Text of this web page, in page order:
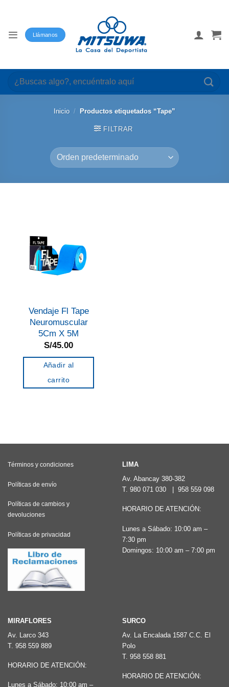
Llámanos
Buscar
por:
Inicio / Productos etiquetados “Tape”
FILTRAR
Vendaje Fl Tape
Neuromuscular
5Cm X 5M
S/45.00
Añadir al
carrito
Términos y condiciones
Políticas de envío
Políticas de cambios y
devoluciones
Políticas de privacidad
LIMA
Av. Abancay 380-382
T. 980 071 030 958 559 098
HORARIO DE ATENCIÓN:
Lunes a Sábado: 10:00 am –
7:30 pm
Domingos: 10:00 am – 7:00 pm
MIRAFLORES
Av. Larco 343
T. 958 559 889
HORARIO DE ATENCIÓN:
Lunes a Sábado: 10:00 am –
SURCO
Av. La Encalada 1587 C.C. El
Polo
T. 958 558 881
HORARIO DE ATENCIÓN: